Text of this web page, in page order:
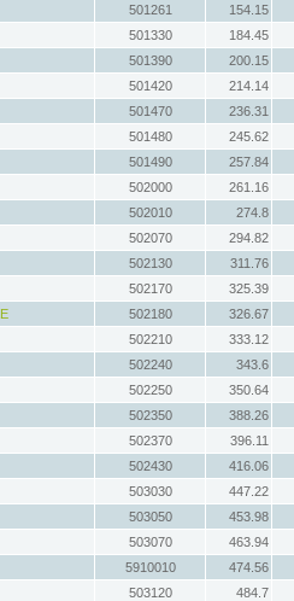
501261
154.15
501330
184.45
501390
200.15
501420
214.14
501470
236.31
501480
245.62
501490
257.84
502000
261.16
502010
274.8
502070
294.82
502130
311.76
502170
325.39
502180
326.67
502210
333.12
502240
343.6
502250
350.64
502350
388.26
502370
396.11
502430
416.06
503030
447.22
503050
453.98
503070
463.94
5910010
474.56
503120
484.7